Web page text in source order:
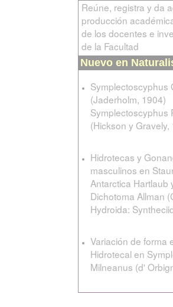
Reúne, registra y da
producción
de los docentes e
de la Facultad
Nuevo en
Symplectoscyphus
(Jaderholm, 1904)
Symplectoscyphus
(Hickson y Gravely,
Hidrotecas y
masculinos en
Antarctica Hartlaub
Dichotoma Allman
Hydroida:
Variación de forma
Hidrotecal en
Milneanus (d'